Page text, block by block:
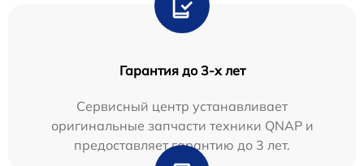
Гарантия до 3-х лет
Сервисный центр устанавливает
оригинальные запчасти техники QNAP и
предоставляет гарантию до 3 лет.